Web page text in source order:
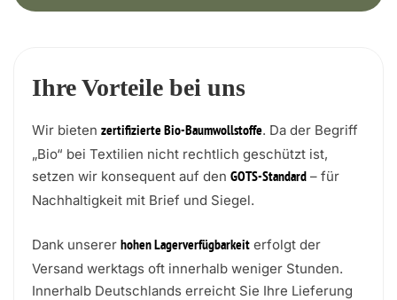
Ihre Vorteile bei uns
Wir bieten zertifizierte Bio-Baumwollstoffe. Da der Begriff
„Bio“ bei Textilien nicht rechtlich geschützt ist,
setzen wir konsequent auf den GOTS-Standard – für
Nachhaltigkeit mit Brief und Siegel.
Dank unserer hohen Lagerverfügbarkeit erfolgt der
Versand werktags oft innerhalb weniger Stunden.
Innerhalb Deutschlands erreicht Sie Ihre Lieferung